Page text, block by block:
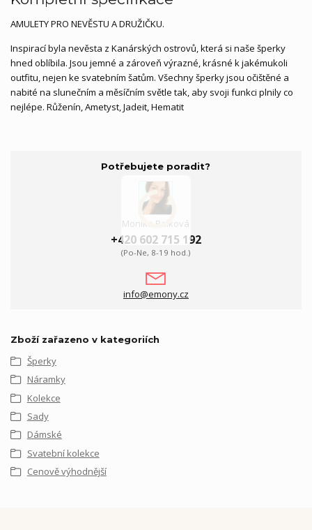
AMULETY PRO NEVĚSTU A DRUŽIČKU.
Inspirací byla nevěsta z Kanárských ostrovů, která si naše šperky
hned oblíbila. Jsou jemné a zároveň výrazné, krásné k jakémukoli
outfitu, nejen ke svatebním šatům. Všechny šperky jsou očištěné a
nabité na slunečním a měsíčním světle tak, aby svoji funkci plnily co
nejlépe. Růženín, Ametyst, Jadeit, Hematit
Potřebujete poradit?
Monika Balková
+420 602 715 192
(Po-Ne, 8-19 hod.)
info@emony.cz
Zboží zařazeno v kategoriích
Šperky
Náramky
Kolekce
Sady
Dámské
Svatební kolekce
Cenově výhodnější